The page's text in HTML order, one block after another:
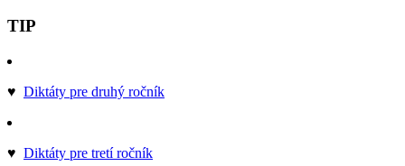
TIP
♥ Diktáty pre druhý ročník
♥ Diktáty pre tretí ročník